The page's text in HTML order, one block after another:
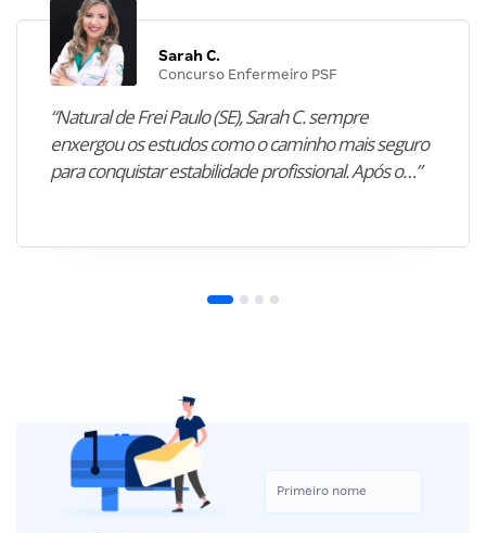
Sarah C.
Concurso Enfermeiro PSF
“Natural de Frei Paulo (SE), Sarah C. sempre
enxergou os estudos como o caminho mais seguro
para conquistar estabilidade profissional. Após o…”